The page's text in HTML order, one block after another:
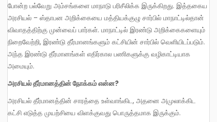
போன்ற பல்வேறு அம்சங்களை மாநாடு பரிசீலிக்க இருக்கிறது. இத்தகைய
அரசியல் – ஸ்தாபன அறிக்கையை மத்தியக்குழு சார்பில் மாநாட்டில்தான்
விவாதத்திற்கு முன்வைப் பார்கள். மாநாட்டில் இரண்டு அறிக்கைகளையும்
நிறைவேற்றி, இரண்டு தீர்மானங்களும் கட்சியின் சார்பில் வெளியிடப்படும்.
அந்த இரண்டு தீர்மானங்கள் எதிர்கால பணிகளுக்கு வழிகாட்டியாக
அமையும்.
அரசியல் தீர்மானத்தின் நோக்கம் என்ன?
அரசியல் தீர்மானத்தின் சாரத்தை உள்வாங்கிட, அதனை அமுலாக்கிட
கட்சி எடுத்த முயற்சியை விளக்குவது பொருத்தமாக இருக்கும்.